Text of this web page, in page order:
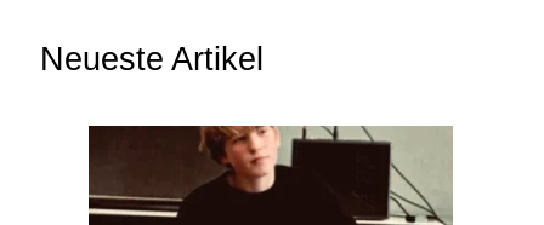
Neueste Artikel